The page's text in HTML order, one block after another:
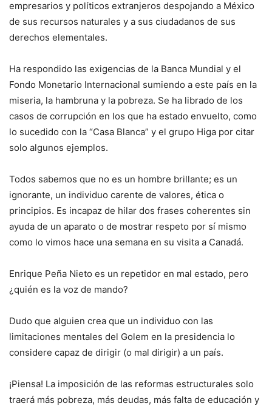
empresarios y políticos extranjeros despojando a México
de sus recursos naturales y a sus ciudadanos de sus
derechos elementales.
Ha respondido las exigencias de la Banca Mundial y el
Fondo Monetario Internacional sumiendo a este país en la
miseria, la hambruna y la pobreza. Se ha librado de los
casos de corrupción en los que ha estado envuelto, como
lo sucedido con la “Casa Blanca” y el grupo Higa por citar
solo algunos ejemplos.
Todos sabemos que no es un hombre brillante; es un
ignorante, un individuo carente de valores, ética o
principios. Es incapaz de hilar dos frases coherentes sin
ayuda de un aparato o de mostrar respeto por sí mismo
como lo vimos hace una semana en su visita a Canadá.
Enrique Peña Nieto es un repetidor en mal estado, pero
¿quién es la voz de mando?
Dudo que alguien crea que un individuo con las
limitaciones mentales del Golem en la presidencia lo
considere capaz de dirigir (o mal dirigir) a un país.
¡Piensa! La imposición de las reformas estructurales solo
traerá más pobreza, más deudas, más falta de educación y